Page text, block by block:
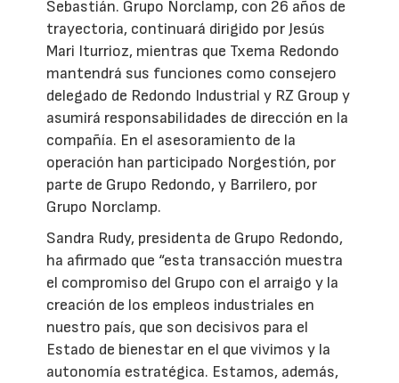
Sebastián. Grupo Norclamp, con 26 años de
trayectoria, continuará dirigido por Jesús
Mari Iturrioz, mientras que Txema Redondo
mantendrá sus funciones como consejero
delegado de Redondo Industrial y RZ Group y
asumirá responsabilidades de dirección en la
compañía. En el asesoramiento de la
operación han participado Norgestión, por
parte de Grupo Redondo, y Barrilero, por
Grupo Norclamp.
Sandra Rudy, presidenta de Grupo Redondo,
ha afirmado que “esta transacción muestra
el compromiso del Grupo con el arraigo y la
creación de los empleos industriales en
nuestro país, que son decisivos para el
Estado de bienestar en el que vivimos y la
autonomía estratégica. Estamos, además,